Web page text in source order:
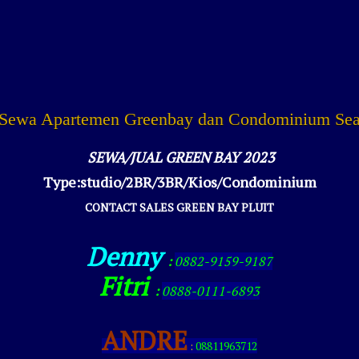
Apartemen Greenbay dan Condominium
SEWA/JUAL GREEN BAY 2023
Type:studio/2BR/3BR/Kios/Condominium
CONTACT SALES GREEN BAY PLUIT
Denny :0882-9159-9187
Fitri :0888-0111-6893
ANDRE : 08811963712